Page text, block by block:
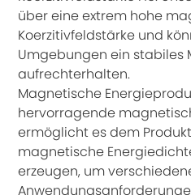
über eine extrem hohe
Koerzitivfeldstärke und
Umgebungen ein stabiles
aufrechterhalten.
Magnetische
hervorragende
ermöglicht es dem
magnetische
erzeugen, um